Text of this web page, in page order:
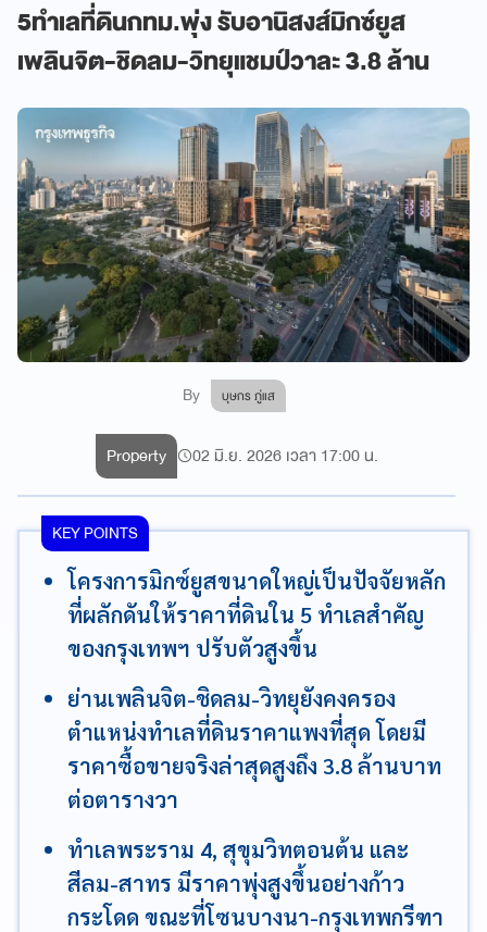
5ทำเลที่ดินกทม.พุ่ง รับอานิสงส์มิกซ์ยูส
เพลินจิต-ชิดลม-วิทยุแชมป์วาละ 3.8 ล้าน
By บุษกร ภู่แส
Property 02 มิ.ย. 2026 เวลา 17:00 น.
KEY POINTS
โครงการมิกซ์ยูสขนาดใหญ่เป็นปัจจัยหลัก
ที่ผลักดันให้ราคาที่ดินใน 5 ทำเลสำคัญ
ของกรุงเทพฯ ปรับตัวสูงขึ้น
ย่านเพลินจิต-ชิดลม-วิทยุยังคงครอง
ตำแหน่งทำเลที่ดินราคาแพงที่สุด โดยมี
ราคาซื้อขายจริงล่าสุดสูงถึง 3.8 ล้านบาท
ต่อตารางวา
ทำเลพระราม 4, สุขุมวิทตอนต้น และ
สีลม-สาทร มีราคาพุ่งสูงขึ้นอย่างก้าว
กระโดด ขณะที่โซนบางนา-กรุงเทพกรีฑา